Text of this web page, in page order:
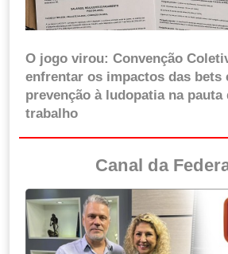
O jogo virou: Convenção
enfrentar os impactos das bets
prevenção à ludopatia na pauta
trabalho
Canal da